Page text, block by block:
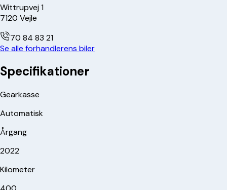
Wittrupvej 1
7120 Vejle
70 84 83 21
Se alle forhandlerens biler
Specifikationer
Gearkasse
Automatisk
Årgang
2022
Kilometer